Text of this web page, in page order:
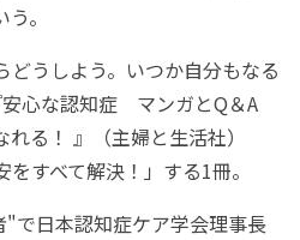
。
うしよう。いつか自分もなる
心な認知症 マンガとQ＆A
る！ 』（主婦と生活社）
すべて解決！」する1冊。
日本認知症ケア学会理事長